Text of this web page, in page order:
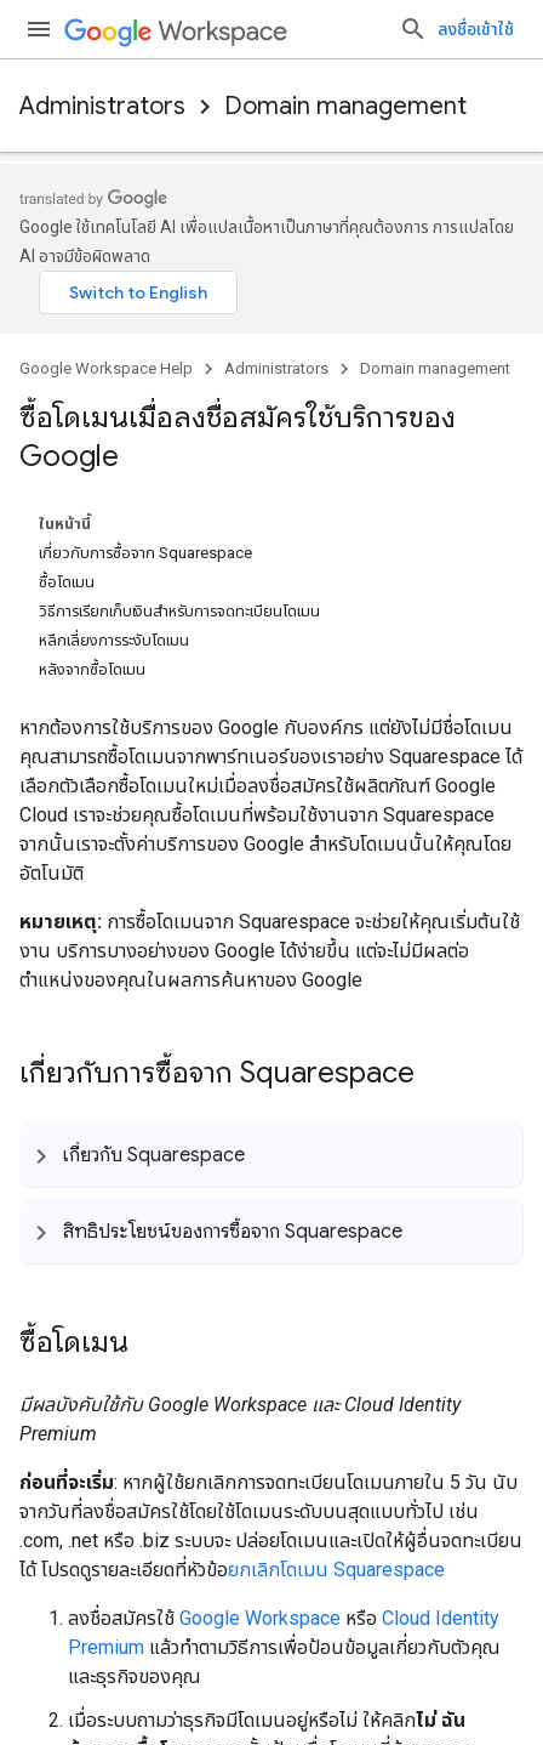
ลงชื่อเข้าใช้
Administrators Domain management
Google ใช้เทคโนโลยี AI เพื่อแปลเนื้อหาเป็นภาษาที่คุณต้องการ การแปลโดย
AI อาจมีข้อผิดพลาด
Google Workspace Help Administrators Domain management
ซื้อโดเมนเมื่อลงชื่อสมัครใช้บริการของ
Google
ในหน้านี้
เกี่ยวกับการซื้อจาก Squarespace
ซื้อโดเมน
วิธีการเรียกเก็บเงินสำหรับการจดทะเบียนโดเมน
หลีกเลี่ยงการระงับโดเมน
หลังจากซื้อโดเมน
หากต้องการใช้บริการของ Google กับองค์กร แต่ยังไม่มีชื่อโดเมน
คุณสามารถซื้อโดเมนจากพาร์ทเนอร์ของเราอย่าง Squarespace ได้
เลือกตัวเลือกซื้อโดเมนใหม่เมื่อลงชื่อสมัครใช้ผลิตภัณฑ์ Google
Cloud เราจะช่วยคุณซื้อโดเมนที่พร้อมใช้งานจาก Squarespace
จากนั้นเราจะตั้งค่าบริการของ Google สำหรับโดเมนนั้นให้คุณโดย
อัตโนมัติ
หมายเหตุ: การซื้อโดเมนจาก Squarespace จะช่วยให้คุณเริ่มต้นใช้
งาน บริการบางอย่างของ Google ได้ง่ายขึ้น แต่จะไม่มีผลต่อ
ตำแหน่งของคุณในผลการค้นหาของ Google
เกี่ยวกับการซื้อจาก Squarespace
เกี่ยวกับ Squarespace
สิทธิประโยชน์ของการซื้อจาก Squarespace
ซื้อโดเมน
มีผลบังคับใช้กับ Google Workspace และ Cloud Identity
Premium
ก่อนที่จะเริ่ม: หากผู้ใช้ยกเลิกการจดทะเบียนโดเมนภายใน 5 วัน นับ
จากวันที่ลงชื่อสมัครใช้โดยใช้โดเมนระดับบนสุดแบบทั่วไป เช่น
.com, .net หรือ .biz ระบบจะ ปล่อยโดเมนและเปิดให้ผู้อื่นจดทะเบียน
ได้ โปรดดูรายละเอียดที่หัวข้อยกเลิกโดเมน Squarespace
ลงชื่อสมัครใช้ Google Workspace หรือ Cloud Identity
Premium แล้วทำตามวิธีการเพื่อป้อนข้อมูลเกี่ยวกับตัวคุณ
และธุรกิจของคุณ
เมื่อระบบถามว่าธุรกิจมีโดเมนอยู่หรือไม่ ให้คลิกไม่ ฉัน